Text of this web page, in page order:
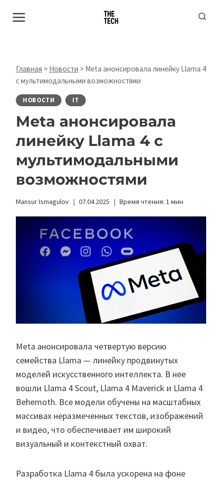
Главная > Новости > Meta анонсировала линейку Llama 4
с мультимодальными возможностями
НОВОСТИ IT
Meta анонсировала
линейку Llama 4 с
мультимодальными
возможностями
Mansur Ismagulov 07.04.2025 Время чтения: 1 мин
Meta анонсировала четвертую версию
семейства Llama — линейку продвинутых
моделей искусственного интеллекта. В нее
вошли Llama 4 Scout, Llama 4 Maverick и Llama 4
Behemoth. Все модели обучены на масштабных
массивах неразмеченных текстов, изображений
и видео, что обеспечивает им широкий
визуальный и контекстный охват.
Разработка Llama 4 была ускорена на фоне